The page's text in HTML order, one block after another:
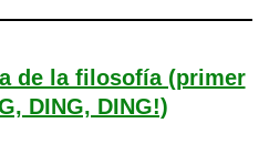
de la filosofía (primer
DING, DING!)